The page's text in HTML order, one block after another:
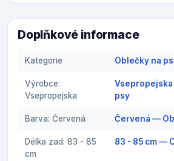
Doplňkové informace
Kategorie Oblečky na
Výrobce:
Vsepropejska
psy
Barva: Červená Červená —
Délka zad: 83 - 85
cm
83 - 85 cm —